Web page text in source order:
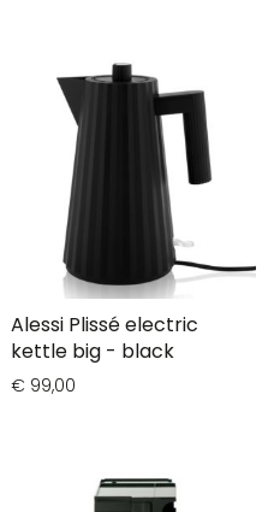
Alessi Plissé electric
kettle big - black
€ 99,00